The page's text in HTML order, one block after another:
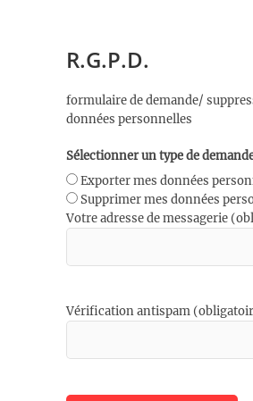
R.G.P.D.
formulaire de demande/
données personnelles
Sélectionner un type de
Exporter mes données
Supprimer mes données
Votre adresse de messagerie
Vérification antispam